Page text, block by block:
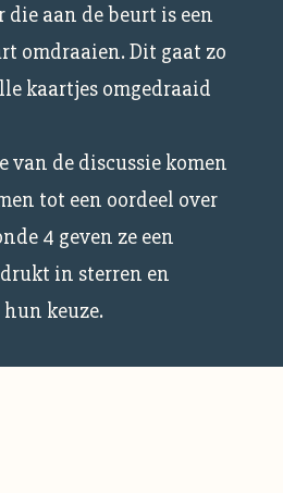
die aan de beurt is een
omdraaien. Dit gaat zo
kaartjes omgedraaid
van de discussie komen
tot een oordeel over
4 geven ze een
in sterren en
keuze.